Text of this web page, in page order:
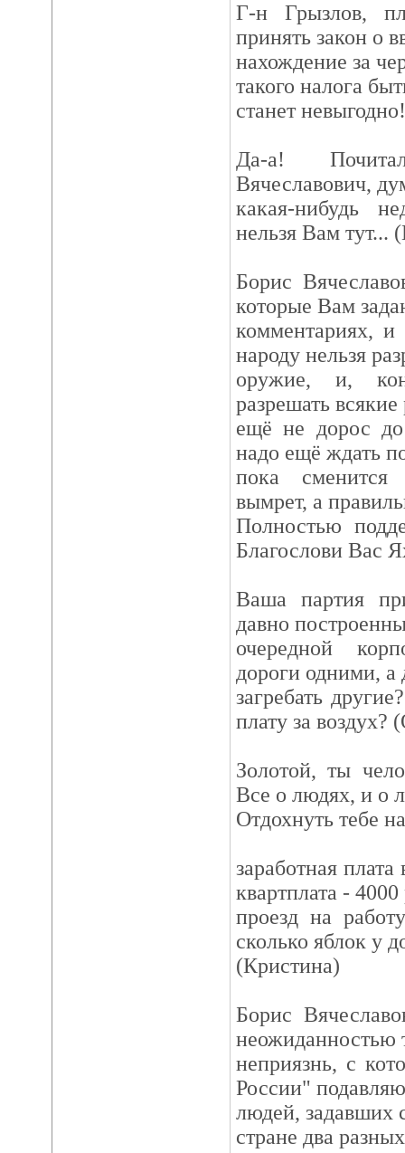
Г-н Грызлов,
принять закон о
нахождение за
такого налога
станет
Да-а!
Вячеславович,
какая-нибудь
нельзя Вам тут...
Борис
которые Вам
комментариях,
народу нельзя
оружие, и,
разрешать
ещё не дорос
надо ещё ждать
пока
вымрет, а
Полностью
Благослови Вас
Ваша партия
давно
очередной
дороги одними, а
загребать
плату за воздух?
Золотой, ты
Все о людях, и о
Отдохнуть тебе
заработная
квартплата -
проезд на
сколько яблок у
(Кристина)
Борис
неожиданностью
неприязнь, с
России"
людей, задавших
стране два